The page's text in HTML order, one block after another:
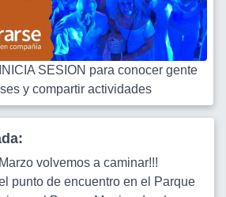
SESION para conocer gente
y compartir actividades
volvemos a caminar!!!
punto de encuentro en el Parque